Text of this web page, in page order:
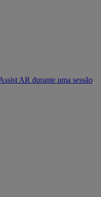
AR durante uma sessão